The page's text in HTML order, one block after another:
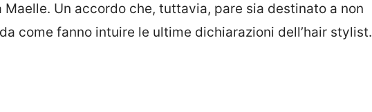
Maelle. Un accordo che, tuttavia, pare sia destinato a non
come fanno intuire le ultime dichiarazioni dell’hair stylist.